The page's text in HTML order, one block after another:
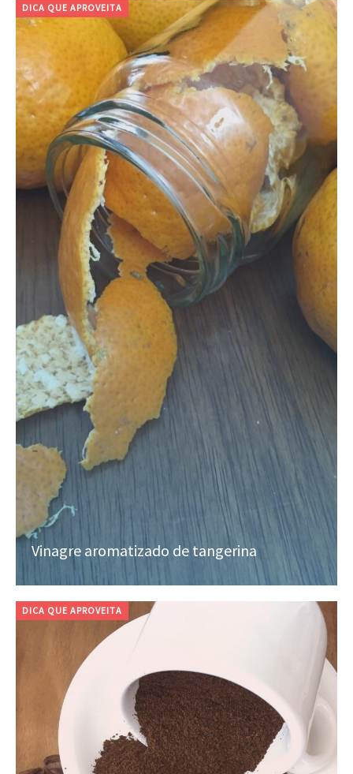
DICA QUE APROVEITA
Vinagre aromatizado de tangerina
DICA QUE APROVEITA